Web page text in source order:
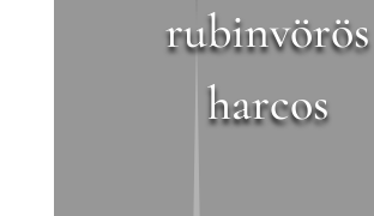
rubinvörös
harcos